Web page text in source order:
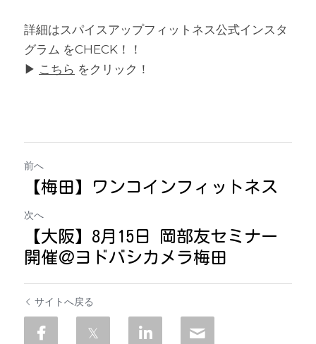
詳細はスパイスアップフィットネス公式インスタ
グラム をCHECK！！
▶︎ こちら をクリック！
前へ
【梅田】ワンコインフィットネス
次へ
【大阪】8月15日 岡部友セミナー
開催＠ヨドバシカメラ梅田
サイトへ戻る